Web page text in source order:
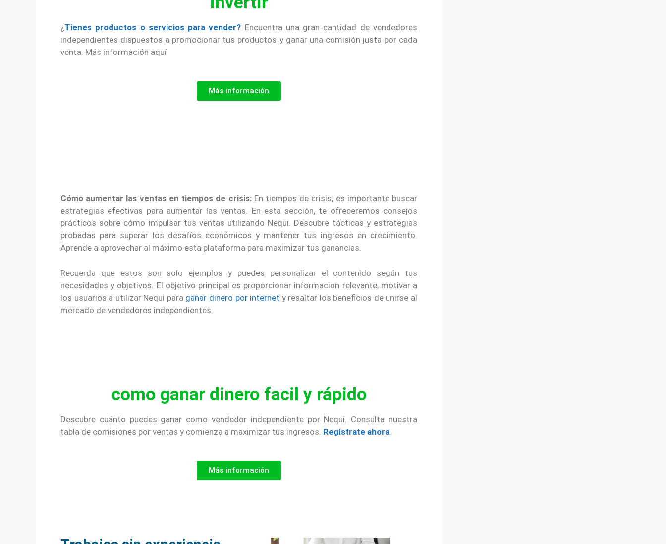
¿ Tienes productos o servicios para vender? Encuentra una gran cantidad de vendedores
independientes dispuestos a promocionar tus productos y ganar una comisión justa por cada
venta. Más información aquí
Más información
Cómo aumentar las ventas en tiempos de crisis:En tiempos de crisis, es importante buscar
estrategias efectivas para aumentar las ventas. En esta sección, te ofreceremos consejos
prácticos sobre cómo impulsar tus ventas utilizando Nequi. Descubre tácticas y estrategias
probadas para superar los desafíos económicos y mantener tus ingresos en crecimiento.
Aprende a aprovechar al máximo esta plataforma para maximizar tus ganancias.
Recuerda que estos son solo ejemplos y puedes personalizar el contenido según tus
necesidades y objetivos. El objetivo principal es proporcionar información relevante, motivar a
los usuarios a utilizar Nequi para ganar dinero por internet y resaltar los beneficios de unirse al
mercado de vendedores independientes.
como ganar dinero facil y rápido
Descubre cuánto puedes ganar como vendedor independiente por Nequi. Consulta nuestra
tabla de comisiones por ventas y comienza a maximizar tus ingresos. Regístrate ahora.
Más información